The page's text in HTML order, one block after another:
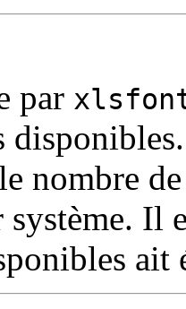
par
nombre
Il
ait